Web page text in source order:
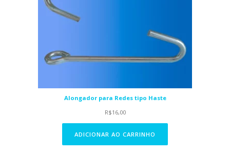
Alongador para Redes tipo Haste
R$16,00
ADICIONAR AO CARRINHO